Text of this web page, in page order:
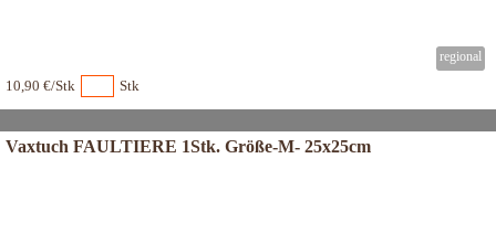
10,90 €/Stk Stk
Vaxtuch FAULTIERE 1Stk. Größe-M- 25x25cm